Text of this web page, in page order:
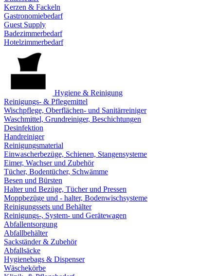
Kerzen & Fackeln
Gastronomiebedarf
Guest Supply
Badezimmerbedarf
Hotelzimmerbedarf
Hygiene & Reinigung
Reinigungs- & Pflegemittel
Wischpflege, Oberflächen- und Sanitärreiniger
Waschmittel, Grundreiniger, Beschichtungen
Desinfektion
Handreiniger
Reinigungsmaterial
Einwascherbezüge, Schienen, Stangensysteme
Eimer, Wachser und Zubehör
Tücher, Bodentücher, Schwämme
Besen und Bürsten
Halter und Bezüge, Tücher und Pressen
Moppbezüge und - halter, Bodenwischsysteme
Reinigungssets und Behälter
Reinigungs-, System- und Gerätewagen
Abfallentsorgung
Abfallbehälter
Sackständer & Zubehör
Abfallsäcke
Hygienebags & Dispenser
Wäschekörbe